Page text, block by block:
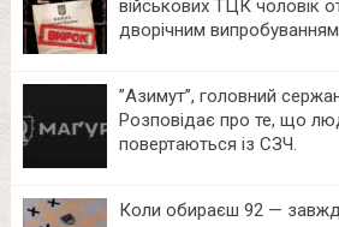
військових ТЦК чоловік
дворічним випробуванням
⁨”Азимут”, головний
Розповідає про те, що
повертаються із СЗЧ.
Коли обираєш 92 —